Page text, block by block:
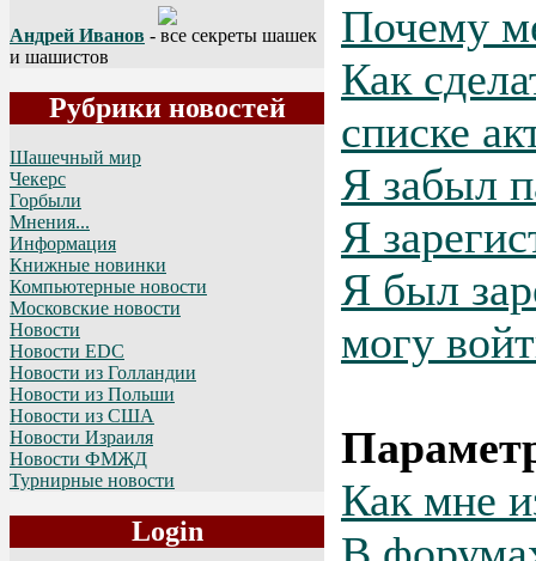
Андрей Иванов - все секреты шашек
и шашистов
Рубрики новостей
Шашечный мир
Чекерс
Горбыли
Мнения...
Информация
Книжные новинки
Компьютерные новости
Московские новости
Новости
Новости EDC
Новости из Голландии
Новости из Польши
Новости из США
Новости Израиля
Новости ФМЖД
Турнирные новости
Login
Почему
Как
списке
Я забыл
Я
Я был
могу
Как мне